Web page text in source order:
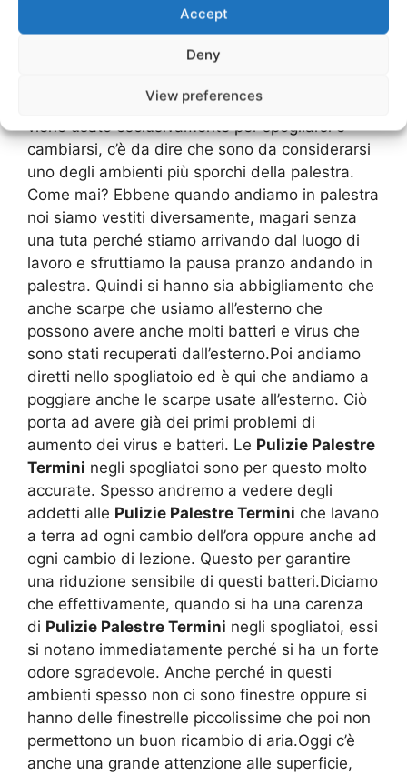
Accept
Deny
View preferences
temporaneo, vale a dire per coloro che vanno
ad avere un utilizzo sporadico della palestra e
dello stesso spogliatoio. Ci saranno anche dei
poggiarsi.Nonostante esso sia un’ambiente che
viene usato esclusivamente per spogliarsi e
cambiarsi, c’è da dire che sono da considerarsi
uno degli ambienti più sporchi della palestra.
Come mai? Ebbene quando andiamo in palestra
noi siamo vestiti diversamente, magari senza
una tuta perché stiamo arrivando dal luogo di
lavoro e sfruttiamo la pausa pranzo andando in
palestra. Quindi si hanno sia abbigliamento che
anche scarpe che usiamo all’esterno che
possono avere anche molti batteri e virus che
sono stati recuperati dall’esterno.Poi andiamo
diretti nello spogliatoio ed è qui che andiamo a
poggiare anche le scarpe usate all’esterno. Ciò
porta ad avere già dei primi problemi di
aumento dei virus e batteri. Le Pulizie Palestre
Termini negli spogliatoi sono per questo molto
accurate. Spesso andremo a vedere degli
addetti alle Pulizie Palestre Termini che lavano
a terra ad ogni cambio dell’ora oppure anche ad
ogni cambio di lezione. Questo per garantire
una riduzione sensibile di questi batteri.Diciamo
che effettivamente, quando si ha una carenza
di Pulizie Palestre Termini negli spogliatoi, essi
si notano immediatamente perché si ha un forte
odore sgradevole. Anche perché in questi
ambienti spesso non ci sono finestre oppure si
hanno delle finestrelle piccolissime che poi non
permettono un buon ricambio di aria.Oggi c’è
anche una grande attenzione alle superficie,